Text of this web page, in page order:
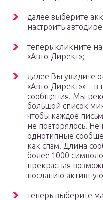
далее выберите
настроить
теперь кликните
«Авто-Директ»;
далее Вы увидите
«Авто-Директ»» –
сообщения. Мы
большой список
чтобы каждое
не повторялось.
однотипные
как спам. Длина
более 1000
прекрасная
посланию
теперь выберите